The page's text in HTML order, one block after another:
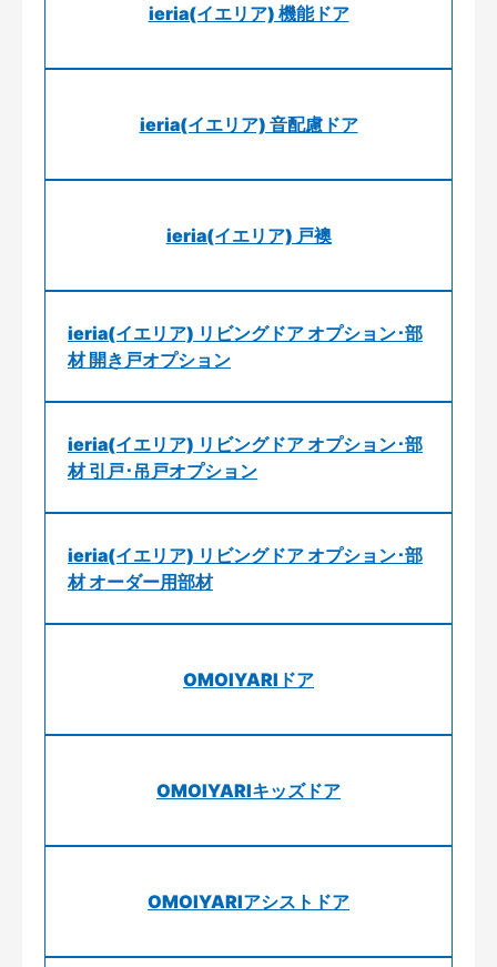
ieria(イエリア) 機能ドア
ieria(イエリア) 音配慮ドア
ieria(イエリア) 戸襖
ieria(イエリア) リビングドア オプション･部
材 開き戸オプション
ieria(イエリア) リビングドア オプション･部
材 引戸･吊戸オプション
ieria(イエリア) リビングドア オプション･部
材 オーダー用部材
OMOIYARIドア
OMOIYARIキッズドア
OMOIYARIアシストドア